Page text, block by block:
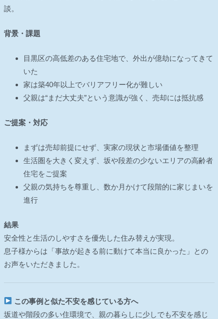
談。
背景・課題
目黒区の高低差のある住宅地で、外出が億劫になってきて
いた
家は築40年以上でバリアフリー化が難しい
父親は“まだ大丈夫”という意識が強く、売却には抵抗感
ご提案・対応
まずは売却前提にせず、実家の現状と市場価値を整理
生活圏を大きく変えず、坂や段差の少ないエリアの高齢者
住宅をご提案
父親の気持ちを尊重し、数か月かけて段階的に家じまいを
進行
結果
安全性と生活のしやすさを優先した住み替えが実現。
息子様からは「事故が起きる前に動けて本当に良かった」との
お声をいただきました。
この事例と似た不安を感じている方へ
坂道や階段の多い住環境で、親の暮らしに少しでも不安を感じ